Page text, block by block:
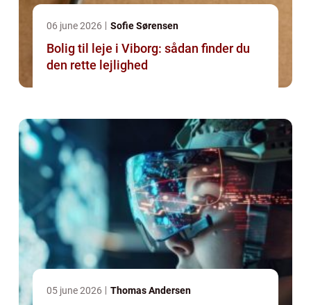
06 june 2026 Sofie Sørensen
Bolig til leje i Viborg: sådan finder du
den rette lejlighed
05 june 2026 Thomas Andersen